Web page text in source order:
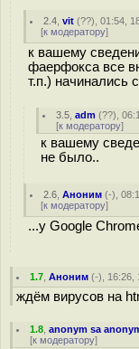
2.4 ,vit (??), 01:54,
[к модератору]
к вашему
фаерфокса все
т.п.) начинались
3.5 ,adm (??),
[к модератору]
к вашему
не было..
2.6 ,Аноним (-),
[к модератору]
...у Google
1.7 ,Аноним (-), 16:26,
ждём вирусов на
1.8 ,anonym sa
[к модератору]